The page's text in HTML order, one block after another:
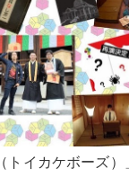
トイカケボーズ